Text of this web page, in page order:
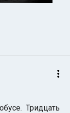
Тридцать